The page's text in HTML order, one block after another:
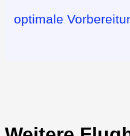
optimale